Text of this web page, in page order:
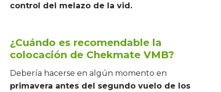
control del melazo de la vid.
¿Cuándo es recomendable la
colocación de Chekmate VMB?
Debería hacerse en algún momento en
primavera antes del segundo vuelo de los